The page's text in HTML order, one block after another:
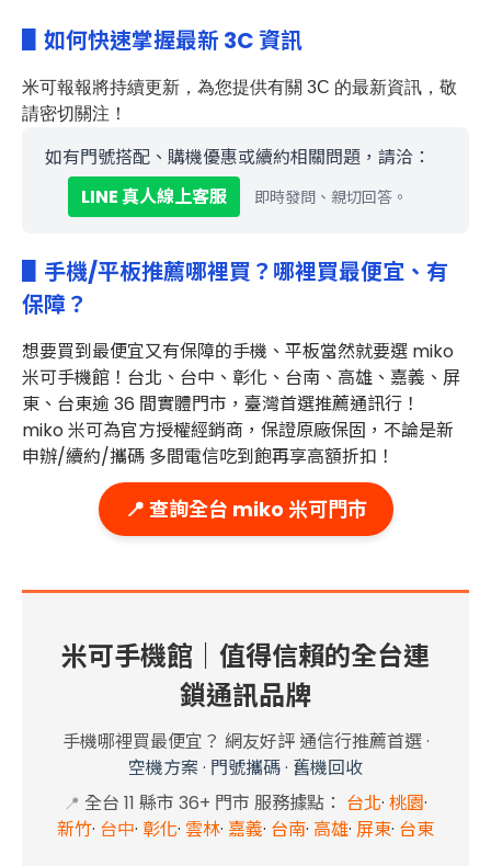
▋如何快速掌握最新 3C 資訊
米可報報將持續更新，為您提供有關 3C 的最新資訊，敬
請密切關注！
如有門號搭配、購機優惠或續約相關問題，請洽：
LINE 真人線上客服
即時發問、親切回答。
▋手機/平板推薦哪裡買？哪裡買最便宜、有
保障？
想要買到最便宜又有保障的手機、平板當然就要選 miko
米可手機館！台北、台中、彰化、台南、高雄、嘉義、屏
東、台東逾 36 間實體門市 ，臺灣首選推薦通訊行！
miko 米可為官方授權經銷商，保證原廠保固，不論是新
申辦/續約/攜碼 多間電信吃到飽再享高額折扣！
📍 查詢全台 miko 米可門市
米可手機館｜值得信賴的全台連
鎖通訊品牌
手機哪裡買最便宜？ 網友好評 通信行推薦首選·
空機方案· 門號攜碼· 舊機回收
📍 全台 11 縣市 36+ 門市 服務據點： 台北· 桃園·
新竹· 台中· 彰化· 雲林· 嘉義· 台南· 高雄· 屏東· 台東